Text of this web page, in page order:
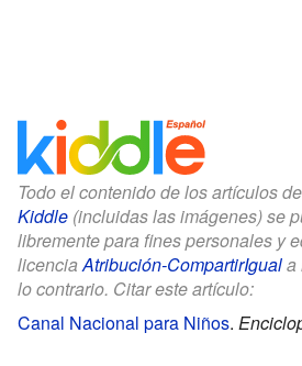
Todo el contenido de los artículos
Kiddle (incluidas las imágenes) se
libremente para fines personales y
licenciaAtribución-CompartirIguala
lo contrario. Citar este artículo:
Canal Nacional para Niños.